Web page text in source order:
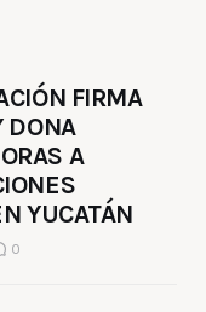
FIRMA
DONA
A
YUCATÁN
0